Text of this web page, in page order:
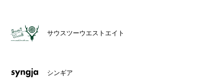
サウスツーウエストエイト
シンギア